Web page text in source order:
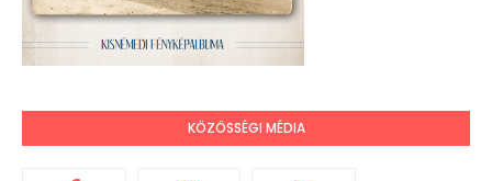
KÖZÖSSÉGI MÉDIA